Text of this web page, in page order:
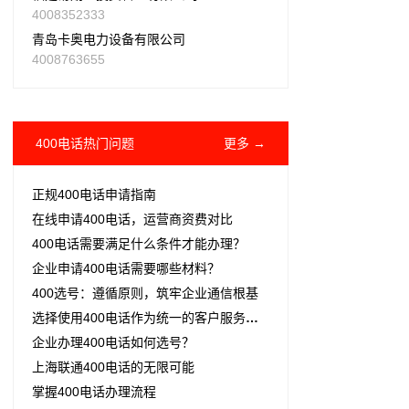
4008352333
青岛卡奥电力设备有限公司
4008763655
400电话热门问题 更多 →
正规400电话申请指南
在线申请400电话，运营商资费对比
400电话需要满足什么条件才能办理？
企业申请400电话需要哪些材料？
400选号：遵循原则，筑牢企业通信根基
​选择使用400电话作为统一的客户服务热线
企业办理400电话如何选号？
上海联通400电话的无限可能
掌握400电话办理流程